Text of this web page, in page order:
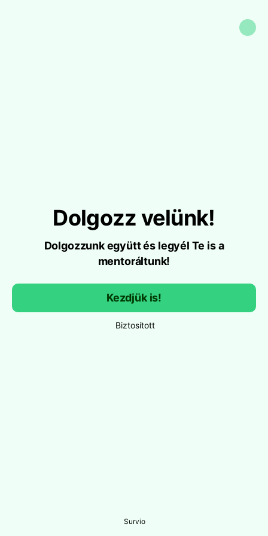
Dolgozz velünk!
Dolgozzunk együtt és legyél Te is a
mentoráltunk!
Kezdjük is!
Biztosított
Survio